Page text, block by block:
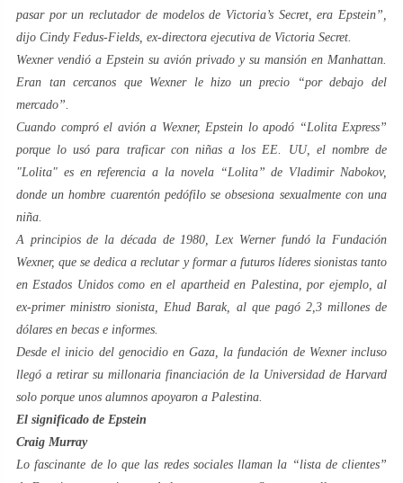
pasar por un reclutador de modelos de Victoria’s Secret, era Epstein”,
dijo Cindy Fedus-Fields, ex-directora ejecutiva de Victoria Secret.
Wexner vendió a Epstein su avión privado y su mansión en Manhattan.
Eran tan cercanos que Wexner le hizo un precio “por debajo del
mercado”.
Cuando compró el avión a Wexner, Epstein lo apodó “Lolita Express”
porque lo usó para traficar con niñas a los EE. UU, el nombre de
"Lolita" es en referencia a la novela “Lolita” de Vladimir Nabokov,
donde un hombre cuarentón pedófilo se obsesiona sexualmente con una
niña.
A principios de la década de 1980, Lex Werner fundó la Fundación
Wexner, que se dedica a reclutar y formar a futuros líderes sionistas tanto
en Estados Unidos como en el apartheid en Palestina, por ejemplo, al
ex-primer ministro sionista, Ehud Barak, al que pagó 2,3 millones de
dólares en becas e informes.
Desde el inicio del genocidio en Gaza, la fundación de Wexner incluso
llegó a retirar su millonaria financiación de la Universidad de Harvard
solo porque unos alumnos apoyaron a Palestina.
El significado de Epstein
Craig Murray
Lo fascinante de lo que las redes sociales llaman la “lista de clientes”